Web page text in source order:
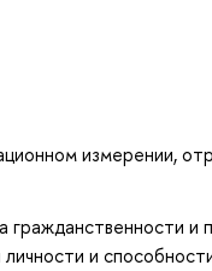
измерении,
и
и